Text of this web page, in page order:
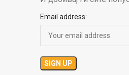
Email address: